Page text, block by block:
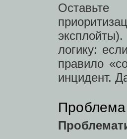
логику:
правило
инцидент.
Проблема